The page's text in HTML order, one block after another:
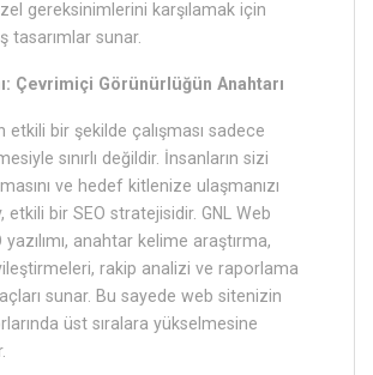
gereksinimlerini karşılamak için
tasarımlar sunar.
Çevrimiçi Görünürlüğün Anahtarı
etkili bir şekilde çalışması sadece
sınırlı değildir. İnsanların sizi
ve hedef kitlenize ulaşmanızı
etkili bir SEO stratejisidir. GNL Web
yazılımı, anahtar kelime araştırma,
rakip analizi ve raporlama
sunar. Bu sayede web sitenizin
üst sıralara yükselmesine